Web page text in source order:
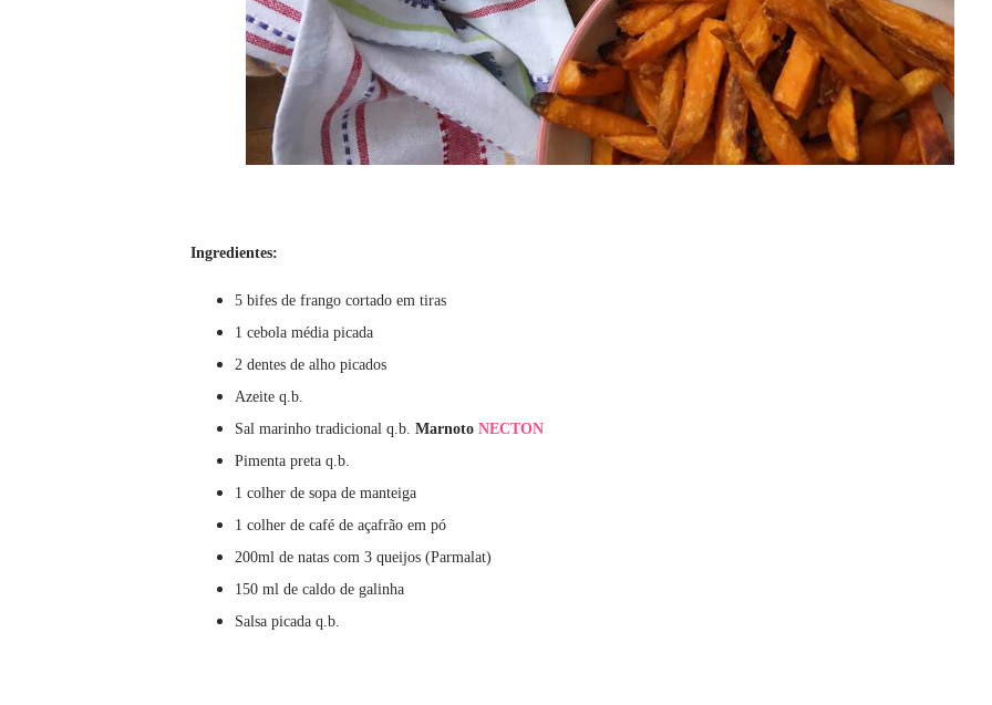
Ingredientes:
5 bifes de frango cortado em tiras
1 cebola média picada
2 dentes de alho picados
Azeite q.b.
Sal marinho tradicional q.b. Marnoto NECTON
Pimenta preta q.b.
1 colher de sopa de manteiga
1 colher de café de açafrão em pó
200ml de natas com 3 queijos (Parmalat)
150 ml de caldo de galinha
Salsa picada q.b.